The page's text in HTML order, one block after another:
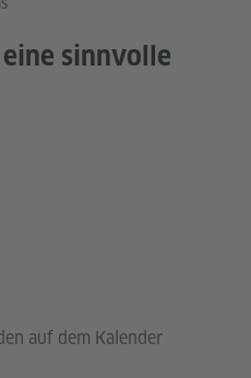
sinnvolle
auf dem Kalender